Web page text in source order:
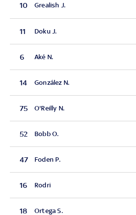
10 Grealish J.
11 Doku J.
6 Aké N.
14 González N.
75 O'Reilly N.
52 Bobb O.
47 Foden P.
16 Rodri
18 Ortega S.